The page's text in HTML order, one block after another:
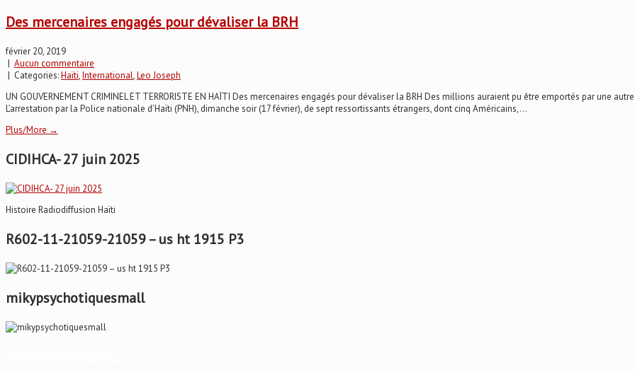
Des mercenaires engagés pour dévaliser la BRH
février 20, 2019
| Aucun commentaire
| Categories:Haïti,International,Leo Joseph
UN GOUVERNEMENT CRIMINEL ET TERRORISTE EN HAÏTI Des mercenaires engagés pour dévaliser la BRH Des millions auraient pu être emportés par une
L’arrestation par la Police nationale d’Haïti (PNH), dimanche soir (17 février), de sept ressortissants étrangers, dont cinq Américains,...
Plus/More →
CIDIHCA- 27 juin 2025
Histoire Radiodiffusion Haïti
R602-11-21059-21059 – us ht 1915 P3
mikypsychotiquesmall